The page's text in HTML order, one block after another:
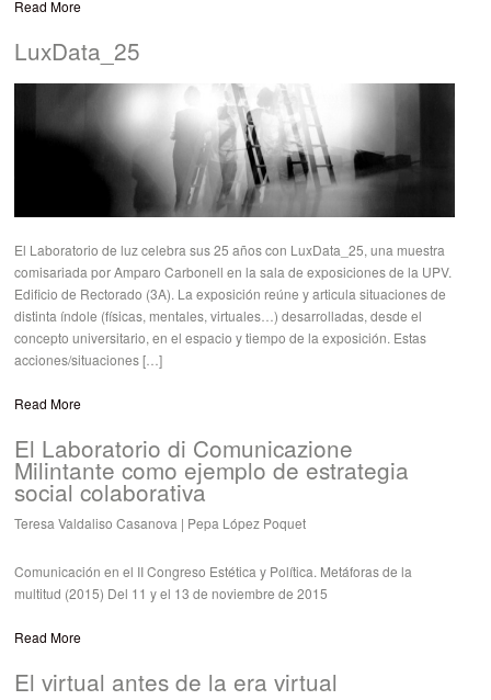
Read More
LuxData_25
El Laboratorio de luz celebra sus 25 años con LuxData_25, una muestra
comisariada por Amparo Carbonell en la sala de exposiciones de la UPV.
Edificio de Rectorado (3A). La exposición reúne y articula situaciones de
distinta índole (físicas, mentales, virtuales…) desarrolladas, desde el
concepto universitario, en el espacio y tiempo de la exposición. Estas
acciones/situaciones […]
Read More
El Laboratorio di Comunicazione
Milintante como ejemplo de estrategia
social colaborativa
Teresa Valdaliso Casanova | Pepa López Poquet
Comunicación en el II Congreso Estética y Política. Metáforas de la
multitud (2015) Del 11 y el 13 de noviembre de 2015
Read More
El virtual antes de la era virtual